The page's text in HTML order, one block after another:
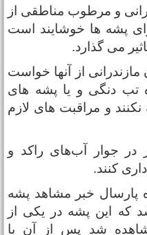
و مرطوب مناطقی از
پشه ها خوشایند است
می گذارد.
از آنها خواست
دنگی و یا پشه های
و مراقبت های لازم
جوار آب‌های راکد و
کنند.
پارسال خبر مشاهد پشه
این پشه در یکی از
شد پس از آن با